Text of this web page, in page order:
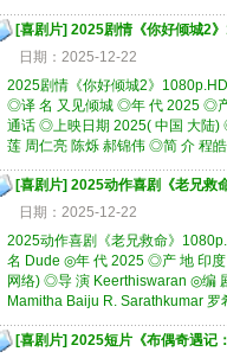
[喜剧片] 2025剧情《你好倾城2
日期：2025-12-22
2025剧情《你好倾城2》
◎译 名 又见倾城 ◎年 代 2025 ◎
通话 ◎上映日期 2025( 中国 大陆
莲 周仁亮 陈烁 郝锦伟 ◎简 介 程
[喜剧片] 2025动作喜剧《老兄救
日期：2025-12-22
2025动作喜剧《老兄救命》
名 Dude ◎年 代 2025 ◎产 地 印
网络) ◎导 演 Keerthiswaran ◎编
Mamitha Baiju R. Sarathkumar 罗
[喜剧片] 2025短片《布偶奇遇记